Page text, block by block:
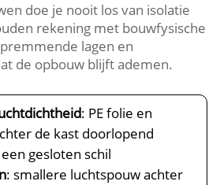
doe je nooit los van isolatie
rekening met bouwfysische
lagen en
de opbouw blijft ademen.​
: PE folie en
de kast doorlopend
gesloten schil
: smallere luchtspouw achter